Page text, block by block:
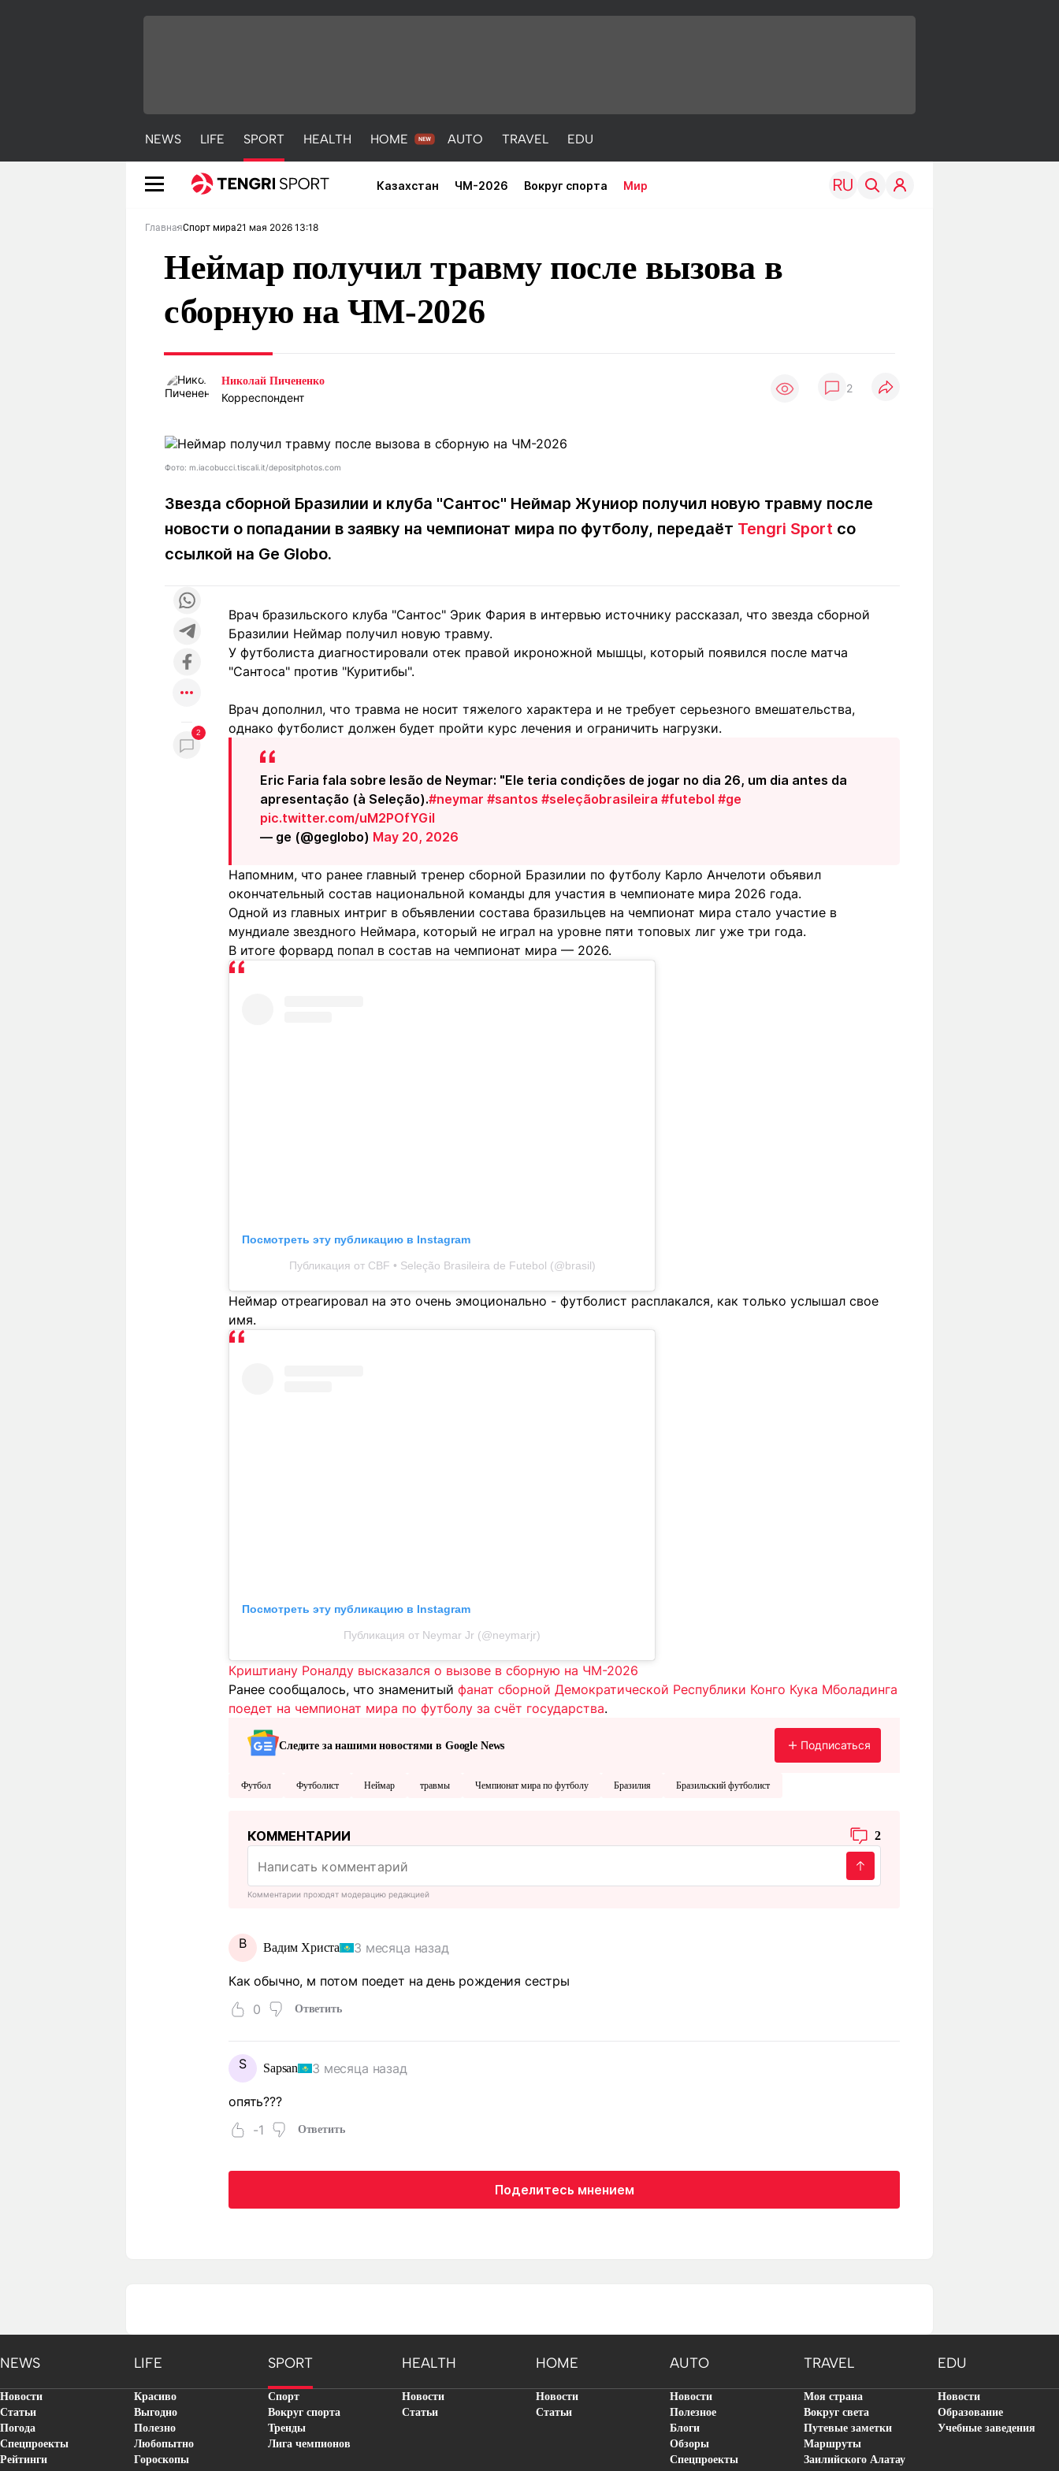
NEWS LIFE SPORT HEALTH HOME AUTO TRAVEL EDU
Казахстан ЧМ-2026 Вокруг спорта Мир
Погода
Рейтинги
SPORT HEALTH
Путевые
Учебные
О проекте Контакты редакции Вакансии Реклама Пресс-центр Светлая тема
Редакция
+7 (777) 001 44 99 +7 (700) 3 888 188
ГлавнаяСпорт мира21 мая 2026 13:18
Неймар получил травму после вызова в
сборную на ЧМ-2026
Николай Пичененко
Корреспондент
2
Фото: m.iacobucci.tiscali.it/depositphotos.com
Звезда сборной Бразилии и клуба "Сантос" Неймар Жуниор получил новую травму после
новости о попадании в заявку на чемпионат мира по футболу, передаёт Tengri Sport со
ссылкой на Ge Globo.
2
Врач бразильского клуба "Сантос" Эрик Фария в интервью источнику рассказал, что звезда сборной
Бразилии Неймар получил новую травму.
У футболиста диагностировали отек правой икроножной мышцы, который появился после матча
"Сантоса" против "Куритибы".
Врач дополнил, что травма не носит тяжелого характера и не требует серьезного вмешательства,
однако футболист должен будет пройти курс лечения и ограничить нагрузки.
Eric Faria fala sobre lesão de Neymar: "Ele teria condições de jogar no dia 26, um dia antes da
apresentação (à Seleção).#neymar #santos #seleçãobrasileira #futebol #ge
pic.twitter.com/uM2POfYGiI
— ge (@geglobo) May 20, 2026
Напомним, что ранее главный тренер сборной Бразилии по футболу Карло Анчелоти объявил
окончательный состав национальной команды для участия в чемпионате мира 2026 года.
Одной из главных интриг в объявлении состава бразильцев на чемпионат мира стало участие в
мундиале звездного Неймара, который не играл на уровне пяти топовых лиг уже три года.
В итоге форвард попал в состав на чемпионат мира — 2026.
Посмотреть эту публикацию в Instagram
Публикация от CBF • Seleção Brasileira de Futebol (@brasil)
Неймар отреагировал на это очень эмоционально - футболист расплакался, как только услышал свое
имя.
Посмотреть эту публикацию в Instagram
Публикация от Neymar Jr (@neymarjr)
Криштиану Роналду высказался о вызове в сборную на ЧМ-2026
Ранее сообщалось, что знаменитый фанат сборной Демократической Республики Конго Кука Мболадинга
поедет на чемпионат мира по футболу за счёт государства.
Следите за нашими новостями в Google News Подписаться
Футбол Футболист Неймар травмы Чемпионат мира по футболу Бразилия Бразильский футболист
КОММЕНТАРИИ 2
Комментарии проходят модерацию редакцией
В Вадим Христа 3 месяца назад
Как обычно, м потом поедет на день рождения сестры
0
Ответить
S Sapsan 3 месяца назад
опять???
-1
Ответить
Поделитесь мнением
NEWS LIFE SPORT HEALTH HOME AUTO TRAVEL EDU
Новости
Статьи
Погода
Спецпроекты
Рейтинги
Красиво
Выгодно
Полезно
Любопытно
Гороскопы
Спорт
Вокруг спорта
Тренды
Лига чемпионов
Новости
Статьи
Новости
Статьи
Новости
Полезное
Блоги
Обзоры
Спецпроекты
Моя страна
Вокруг света
Путевые заметки
Маршруты
Заилийского Алатау
Новости
Образование
Учебные заведения